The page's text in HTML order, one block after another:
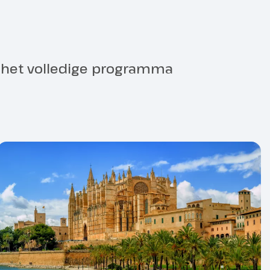
volledige programma
wij je ID-kaart of
dit in verband met de incheck
voor het correct invullen,
van de juiste documenten.